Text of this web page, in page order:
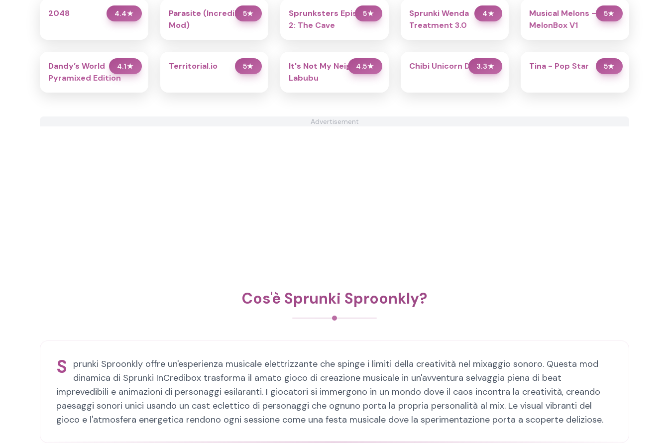
4.4★
2048 5★
Parasite (Incredibox
Mod)
5★
Sprunksters Episode
2: The Cave
4★
Sprunki Wenda
Treatment 3.0
5★
Musical Melons –
MelonBox V1
4.1★
Dandy’s World
Pyramixed Edition
5★
Territorial.io 4.5★
It's Not My Neighbor:
Labubu
3.3★
Chibi Unicorn Dress Up 5★
Tina - Pop Star
Advertisement
Cos'è Sprunki Sproonkly?
S
prunki Sproonkly offre un'esperienza musicale elettrizzante che spinge i limiti della creatività nel mixaggio sonoro. Questa mod
dinamica di Sprunki InCredibox trasforma il amato gioco di creazione musicale in un'avventura selvaggia piena di beat
imprevedibili e animazioni di personaggi esilaranti. I giocatori si immergono in un mondo dove il caos incontra la creatività, creando
paesaggi sonori unici usando un cast eclettico di personaggi che ognuno porta la propria personalità al mix. Le visual vibranti del
gioco e l'atmosfera energetica rendono ogni sessione come una festa musicale dove la sperimentazione porta a scoperte deliziose.